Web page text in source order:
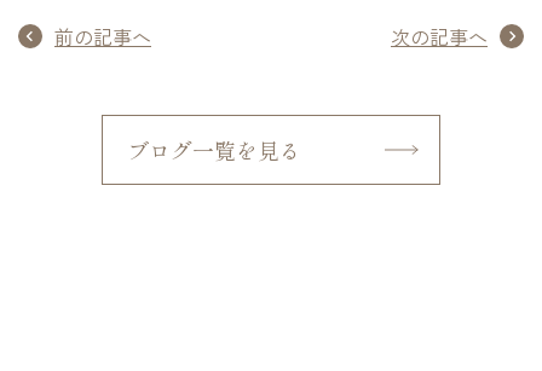
前の記事へ 次の記事へ
ブログ一覧を見る